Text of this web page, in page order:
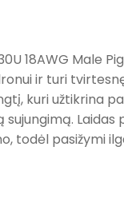
18AWG Male
ir turi
kuri užtikrina
Laidas
todėl pasižymi